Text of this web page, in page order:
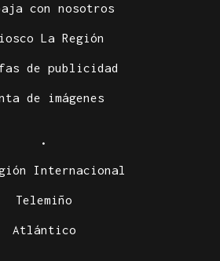
con nosotros
La Región
de publicidad
de imágenes
.
Internacional
Telemiño
Atlántico